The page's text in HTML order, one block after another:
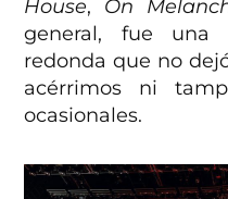
House, On
general, fue una
redonda que no
acérrimos ni
ocasionales.